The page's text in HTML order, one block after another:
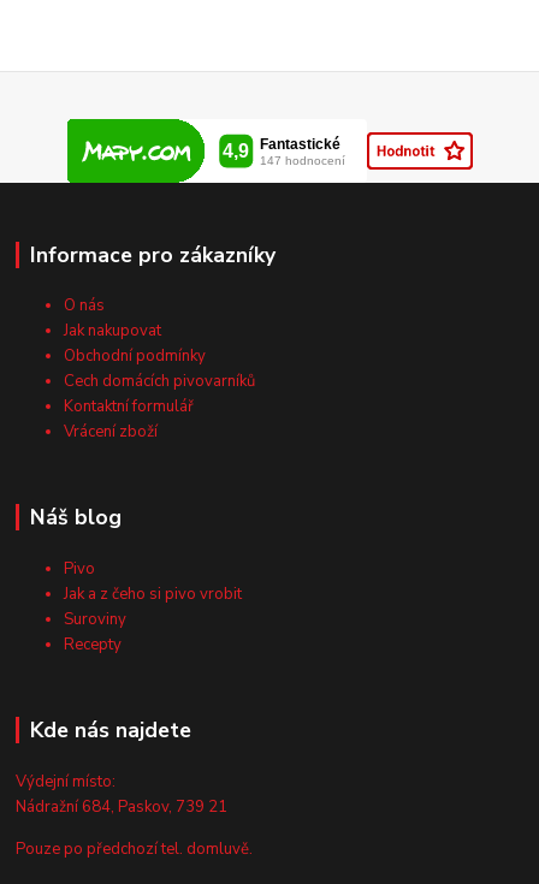
Informace pro zákazníky
O nás
Jak nakupovat
Obchodní podmínky
Cech domácích pivovarníků
Kontaktní formulář
Vrácení zboží
Náš blog
Pivo
Jak a z čeho si pivo vrobit
Suroviny
Recepty
Kde nás najdete
Výdejní místo:
Nádražní 684, Paskov, 739 21
Pouze po předchozí tel. domluvě.